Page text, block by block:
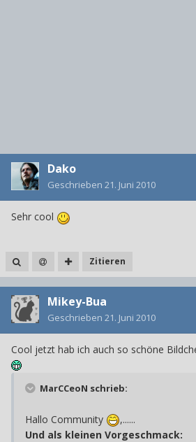
Dako
Geschrieben 21. Juni 2010
Sehr cool
Zitieren
Mikey-Bua
Geschrieben 21. Juni 2010
Cool jetzt hab ich auch so schöne
MarCCeoN schrieb:
Hallo Community
,......
Und als kleinen Vorgeschmack: